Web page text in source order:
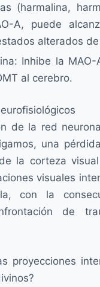
(harmalina,
A, puede
alterados
Inhibe la
al cerebro.
de la red
una
la corteza
visuales
con la
de
proyecciones